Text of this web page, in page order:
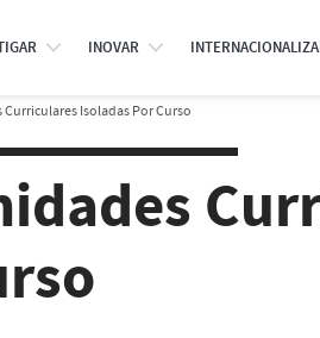
INOVAR
Curriculares Isoladas Por Curso